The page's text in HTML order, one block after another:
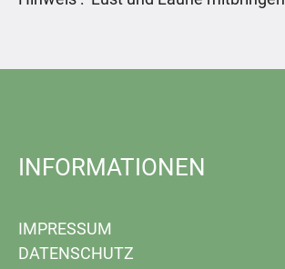
INFORMATIONEN
IMPRESSUM
DATENSCHUTZ